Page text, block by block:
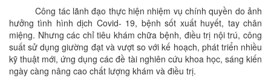
Công tác lãnh đạo thực hiện nhiệm vụ chính quyền do ảnh
hưởng tình hình dịch Covid- 19, bệnh sốt xuất huyết, tay chân
miệng. Nhưng các chỉ tiêu khám chữa bệnh, điều trị nội trú, công
suất sử dụng giường đạt và vượt so với kế hoạch, phát triển nhiều
kỹ thuật mới, ứng dụng các đề tài nghiên cứu khoa học, sáng kiến
ngày càng nâng cao chất lượng khám và điều trị.